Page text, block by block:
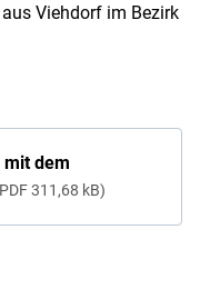
Viehdorf im Bezirk
dem
311,68 kB